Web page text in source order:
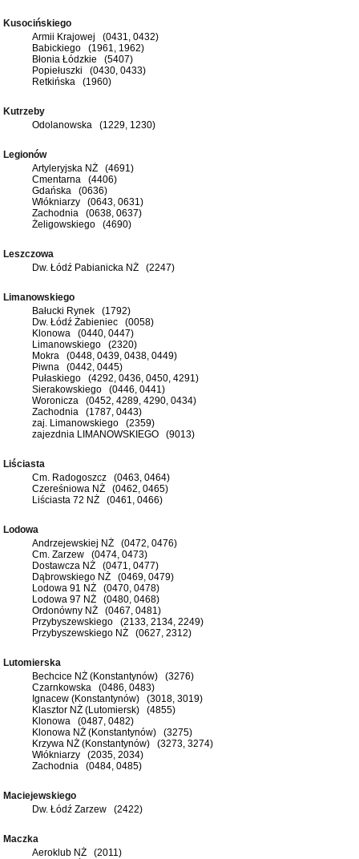
Kusocińskiego
Armii Krajowej (0431, 0432)
Babickiego (1961, 1962)
Błonia Łódzkie (5407)
Popiełuszki (0430, 0433)
Retkińska (1960)
Kutrzeby
Odolanowska (1229, 1230)
Legionów
Artyleryjska NŻ (4691)
Cmentarna (4406)
Gdańska (0636)
Włókniarzy (0643, 0631)
Zachodnia (0638, 0637)
Żeligowskiego (4690)
Leszczowa
Dw. Łódź Pabianicka NŻ (2247)
Limanowskiego
Bałucki Rynek (1792)
Dw. Łódź Żabieniec (0058)
Klonowa (0440, 0447)
Limanowskiego (2320)
Mokra (0448, 0439, 0438, 0449)
Piwna (0442, 0445)
Pułaskiego (4292, 0436, 0450, 4291)
Sierakowskiego (0446, 0441)
Woronicza (0452, 4289, 4290, 0434)
Zachodnia (1787, 0443)
zaj. Limanowskiego (2359)
zajezdnia LIMANOWSKIEGO (9013)
Liściasta
Cm. Radogoszcz (0463, 0464)
Czereśniowa NŻ (0462, 0465)
Liściasta 72 NŻ (0461, 0466)
Lodowa
Andrzejewskiej NŻ (0472, 0476)
Cm. Zarzew (0474, 0473)
Dostawcza NŻ (0471, 0477)
Dąbrowskiego NŻ (0469, 0479)
Lodowa 91 NŻ (0470, 0478)
Lodowa 97 NŻ (0480, 0468)
Ordonówny NŻ (0467, 0481)
Przybyszewskiego (2133, 2134, 2249)
Przybyszewskiego NŻ (0627, 2312)
Lutomierska
Bechcice NŻ (Konstantynów) (3276)
Czarnkowska (0486, 0483)
Ignacew (Konstantynów) (3018, 3019)
Klasztor NŻ (Lutomiersk) (4855)
Klonowa (0487, 0482)
Klonowa NŻ (Konstantynów) (3275)
Krzywa NŻ (Konstantynów) (3273, 3274)
Włókniarzy (2035, 2034)
Zachodnia (0484, 0485)
Maciejewskiego
Dw. Łódź Zarzew (2422)
Maczka
Aeroklub NŻ (2011)